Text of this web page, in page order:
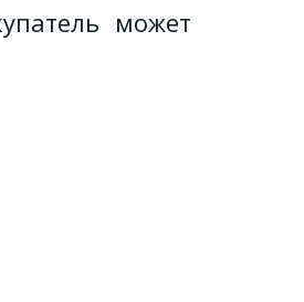
может